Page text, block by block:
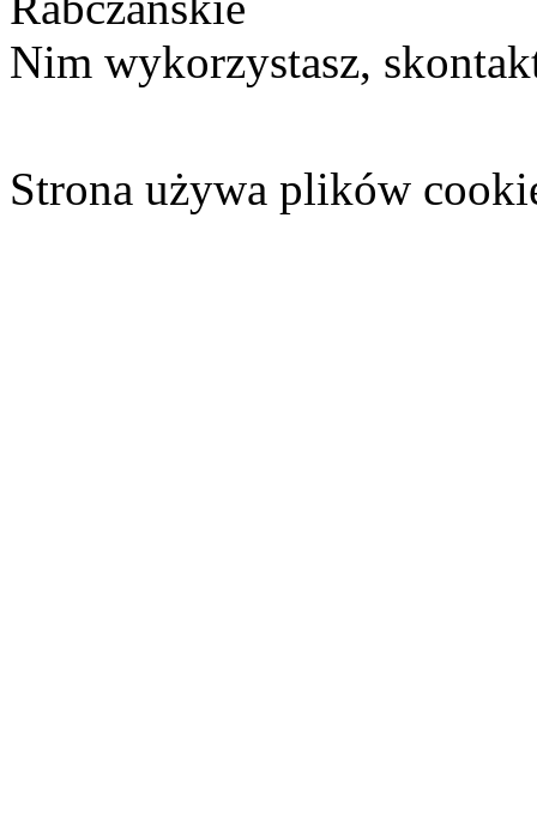
Nim wykorzystasz,
Strona używa plików